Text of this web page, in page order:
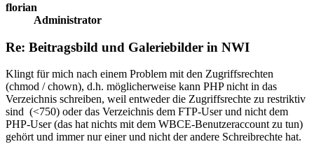
florian
Administrator
Re: Beitragsbild und Galeriebilder in NWI
Klingt für mich nach einem Problem mit den Zugriffsrechten
(chmod / chown), d.h. möglicherweise kann PHP nicht in das
Verzeichnis schreiben, weil entweder die Zugriffsrechte zu restriktiv
sind (<750) oder das Verzeichnis dem FTP-User und nicht dem
PHP-User (das hat nichts mit dem WBCE-Benutzeraccount zu tun)
gehört und immer nur einer und nicht der andere Schreibrechte hat.